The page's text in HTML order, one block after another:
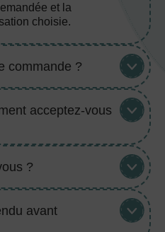
et la
choisie.
commande ?
acceptez-vous
?
avant